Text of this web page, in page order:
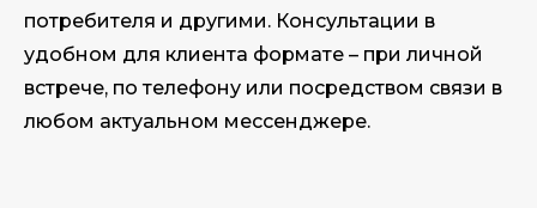
потребителя и другими. Консультации в
удобном для клиента формате – при личной
встрече, по телефону или посредством связи в
любом актуальном мессенджере.